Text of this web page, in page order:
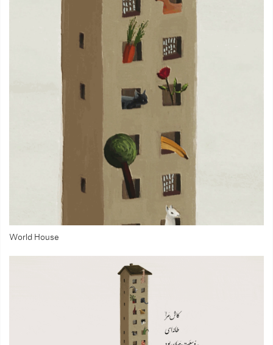
World House